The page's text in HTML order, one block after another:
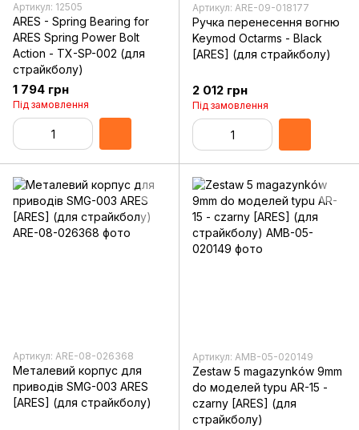
Артикул: 12505
ARES - Spring Bearing for
ARES Spring Power Bolt
Action - TX-SP-002 (для
страйкболу)
1 794 грн
Під замовлення
Артикул: ARE-09-018177
Ручка перенесення вогню
Keymod Octarms - Black
[ARES] (для страйкболу)
2 012 грн
Під замовлення
Артикул: ARE-08-026368
Металевий корпус для
приводів SMG-003 ARES
[ARES] (для страйкболу)
Артикул: AMB-05-020149
Zestaw 5 magazynków 9mm
do моделей typu AR-15 -
czarny [ARES] (для
страйкболу)